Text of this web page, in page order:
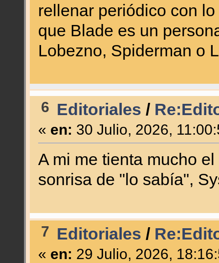
rellenar periódico con
que Blade es un
Lobezno, Spiderman o
6 Editoriales /
« en: 30 Julio, 2026,
A mi me tienta mucho
sonrisa de "lo sabía",
7 Editoriales /
« en: 29 Julio, 2026,